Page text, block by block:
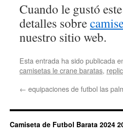
Cuando le gustó
detalles sobre
nuestro sitio web.
Esta entrada ha sido publicada
camisetas le crane baratas,
← equipaciones de futbol las
Camiseta de Futbol Barata 2024